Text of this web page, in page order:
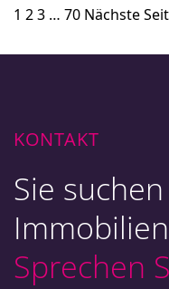
der
1 23 … 70 Nächste
KONTAKT
Sie suchen
Sprechen